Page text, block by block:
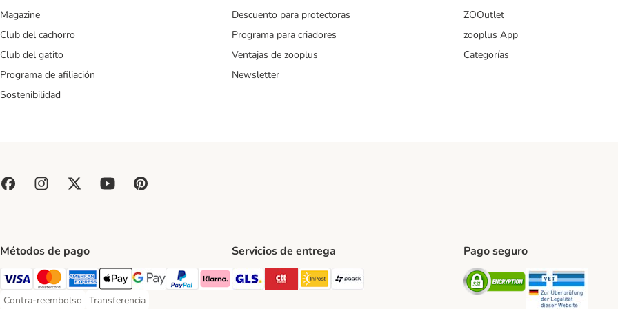
Magazine
Club del cachorro
Club del gatito
Programa de afiliación
Sostenibilidad
Descuento para protectoras
Programa para criadores
Ventajas de zooplus
Newsletter
ZOOutlet
zooplus App
Categorías
Métodos de pago
Visa Payment Method
Mastercard Payment Method
American Express Payment Method
Apple Pay Payment Method
Google Pay Payment Method
PayPal Payment Method
Klarna Payment Method
Contra-reembolso
Contra-reembolso Payment Method
Transferencia
Transferencia Payment Method
Servicios de entrega
GLS Shipping Method
CTTExpress Shipping Method
InPost Shipping Method
Pago seguro
Security